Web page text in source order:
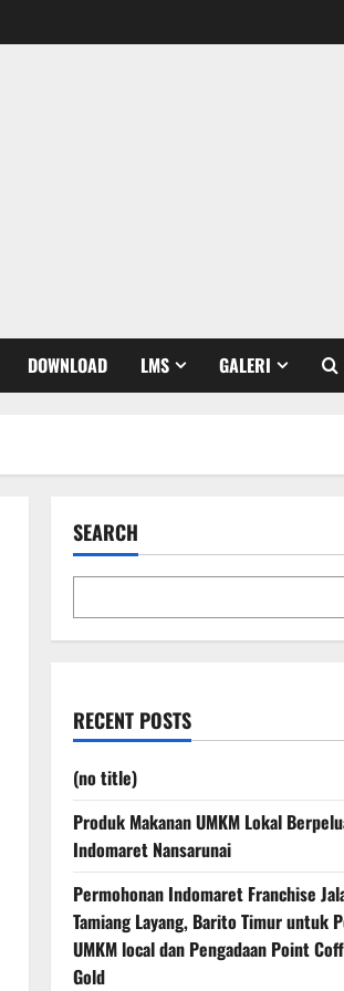
DOWNLOAD LMS GALERI
SEARCH
RECENT POSTS
(no title)
Produk Makanan UMKM Lokal
Indomaret Nansarunai
Permohonan Indomaret Franchise
Tamiang Layang, Barito Timur untuk
UMKM local dan Pengadaan Point
Gold